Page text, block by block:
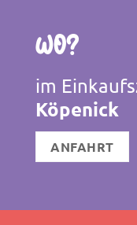
Wo?
im
Köpenick
ANFAHRT